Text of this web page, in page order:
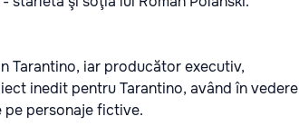
Tarantino, iar producător executiv,
inedit pentru Tarantino, având în vedere
pe personaje fictive.